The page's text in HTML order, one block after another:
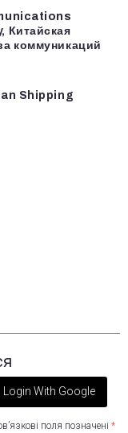
Китайская
коммуникаций
Shipping
Login With Google
поля позначені *